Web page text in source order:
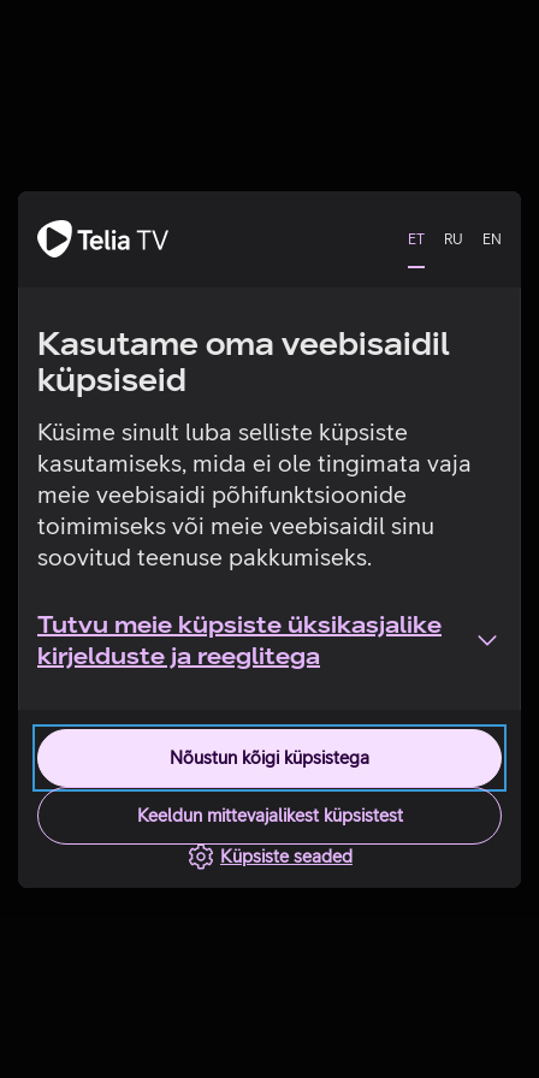
ET RU EN
Kasutame oma veebisaidil
küpsiseid
Küsime sinult luba selliste küpsiste
kasutamiseks, mida ei ole tingimata vaja
meie veebisaidi põhifunktsioonide
toimimiseks või meie veebisaidil sinu
soovitud teenuse pakkumiseks.
Tutvu meie küpsiste üksikasjalike
kirjelduste ja reeglitega
Nõustun kõigi küpsistega
Keeldun mittevajalikest küpsistest
Küpsiste seaded
Tehniline viga